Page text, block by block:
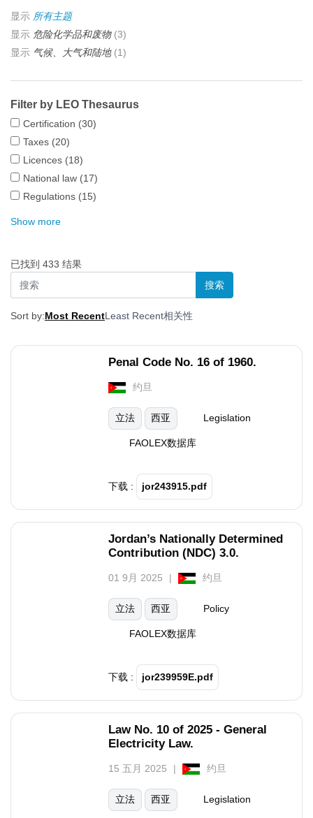
已找到 433 结果
Sort by:Most RecentLeast Recent相关性
Penal Code No. 16 of 1960.
约旦
立法 西亚 Legislation
FAOLEX数据库
下载 : jor243915.pdf
Jordan’s Nationally Determined
Contribution (NDC) 3.0.
01 9月 2025 约旦
立法 西亚 Policy
FAOLEX数据库
下载 : jor239959E.pdf
Law No. 10 of 2025 - General
Electricity Law.
15 五月 2025 约旦
立法 西亚 Legislation
显示 所有主题
显示 危险化学品和废物 (3)
显示 气候、大气和陆地 (1)
Filter by LEO Thesaurus
Certification (30)
Taxes (20)
Licences (18)
National law (17)
Regulations (15)
Show more